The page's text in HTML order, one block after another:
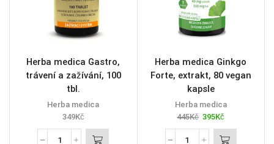
Herba medica Gastro,
trávení a zažívání, 100
tbl.
Herba medica
349Kč
Herba medica Ginkgo
Forte, extrakt, 80 vegan
kapsle
Herba medica
445Kč 395Kč